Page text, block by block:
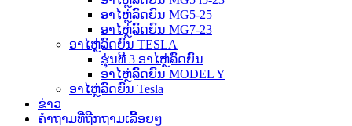
ອາໄຫຼ່ລົດຍົນ MG5-25
ອາໄຫຼ່ລົດຍົນ MG7-23
ອາໄຫຼ່ລົດຍົນ TESLA
ຮຸ່ນທີ 3 ອາໄຫຼ່ລົດຍົນ
ອາໄຫຼ່ລົດຍົນ MODEL Y
ອາໄຫຼ່ລົດຍົນ Tesla
ຂ່າວ
ຄຳຖາມທີ່ຖືກຖາມເລື້ອຍໆ